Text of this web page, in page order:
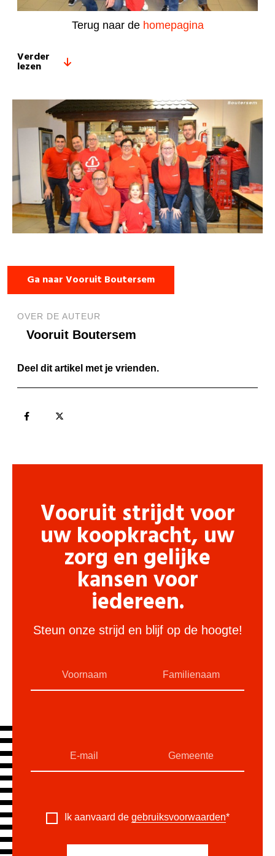
Terug naar de homepagina
Verder
lezen
Ga naar Vooruit Boutersem
OVER DE AUTEUR
Vooruit Boutersem
Deel dit artikel met je vrienden.
Vooruit strijdt voor
uw koopkracht, uw
zorg en gelijke
kansen voor
iedereen.
Steun onze strijd en blijf op de hoogte!
Ik aanvaard de gebruiksvoorwaarden*